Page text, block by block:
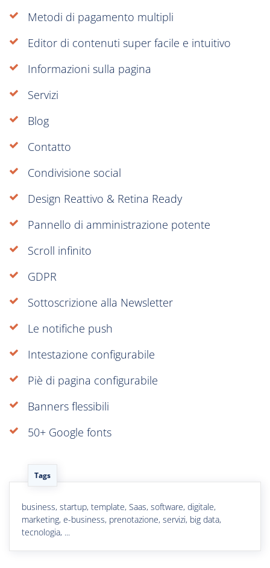
Metodi di pagamento multipli
Editor di contenuti super facile e intuitivo
Informazioni sulla pagina
Servizi
Blog
Contatto
Condivisione social
Design Reattivo & Retina Ready
Pannello di amministrazione potente
Scroll infinito
GDPR
Sottoscrizione alla Newsletter
Le notifiche push
Intestazione configurabile
Piè di pagina configurabile
Banners flessibili
50+ Google fonts
Tags
business, startup, template, Saas, software, digitale,
marketing, e-business, prenotazione, servizi, big data,
tecnologia, ...